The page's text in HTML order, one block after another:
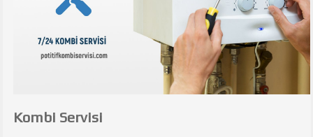
Kombi Servisi